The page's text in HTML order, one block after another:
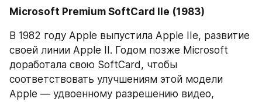
Microsoft Premium SoftCard IIe (1983)
В 1982 году Apple выпустила Apple IIe, развитие
своей линии Apple II. Годом позже Microsoft
доработала свою SoftCard, чтобы
соответствовать улучшениям этой модели
Apple — удвоенному разрешению видео,